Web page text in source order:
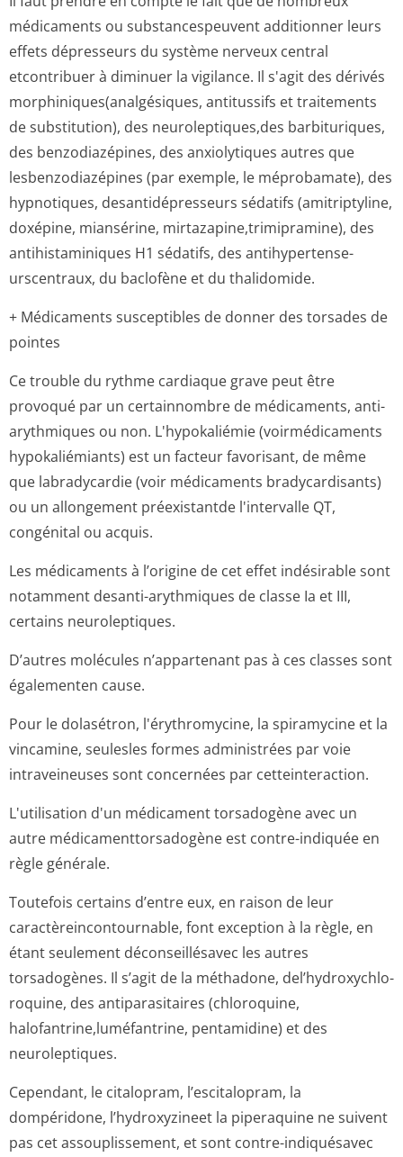
médicaments ou substancespeuvent additionner leurs
effets dépresseurs du système nerveux central
etcontribuer à diminuer la vigilance. Il s'agit des dérivés
morphiniques(a­nalgésiques, antitussifs et traitements
de substitution), des neuroleptiques,des barbituriques,
des benzodiazépines, des anxiolytiques autres que
lesbenzodiazépines (par exemple, le méprobamate), des
hypnotiques, desantidépresseurs sédatifs (amitriptyline,
doxépine, miansérine, mirtazapine,tri­mipramine), des
antihistaminiques H1 sédatifs, des antihypertense­
urscentraux, du baclofène et du thalidomide.
+ Médicaments susceptibles de donner des torsades de
pointes
Ce trouble du rythme cardiaque grave peut être
provoqué par un certainnombre de médicaments, anti-
arythmiques ou non. L'hypokaliémie (voirmédicaments
hypokaliémiants) est un facteur favorisant, de même
que labradycardie (voir médicaments bradycardisants)
ou un allongement préexistantde l'intervalle QT,
congénital ou acquis.
Les médicaments à l’origine de cet effet indésirable sont
notamment desanti-arythmiques de classe Ia et III,
certains neuroleptiques.
D’autres molécules n’appartenant pas à ces classes sont
égalementen cause.
Pour le dolasétron, l'érythromycine, la spiramycine et la
vincamine, seulesles formes administrées par voie
intraveineuses sont concernées par cetteinteraction.
L'utilisation d'un médicament torsadogène avec un
autre médicamenttor­sadogène est contre-indiquée en
règle générale.
Toutefois certains d’entre eux, en raison de leur
caractèreincon­tournable, font exception à la règle, en
étant seulement déconseillésavec les autres
torsadogènes. Il s’agit de la méthadone, del’hydroxychlo­
roquine, des antiparasitaires (chloroquine,
halofantrine,lu­méfantrine, pentamidine) et des
neuroleptiques.
Cependant, le citalopram, l’escitalopram, la
dompéridone, l’hydroxyzineet la piperaquine ne suivent
pas cet assouplissement, et sont contre-indiquésavec